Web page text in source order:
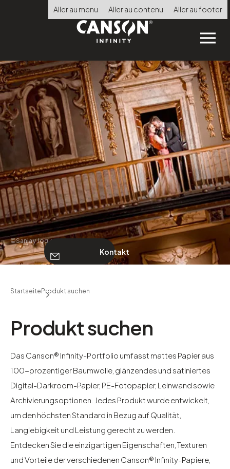
Aller au menu Aller au contenu Aller au footer
Choisir
la
langue
STARTSEITE
PRODUKTE
SHOPFINDER
TECHNISCHE BERATUNG
CERTIFIED PRINT LAB
ÜBER UNS
©Sanjay Jogia
Startseite Produkt suchen
Produkt suchen
Das Canson® Infinity-Portfolio umfasst mattes Papier aus
100-prozentiger Baumwolle, glänzendes und satiniertes
Digital-Darkroom-Papier, PE-Fotopapier, Leinwand sowie
Archivierungsoptionen. Jedes Produkt wurde entwickelt,
um den höchsten Standard in Bezug auf Qualität,
Langlebigkeit und Leistung gerecht zu werden.
Entdecken Sie die einzigartigen Eigenschaften, Texturen
und Vorteile der verschiedenen Canson® Infinity-Papiere,